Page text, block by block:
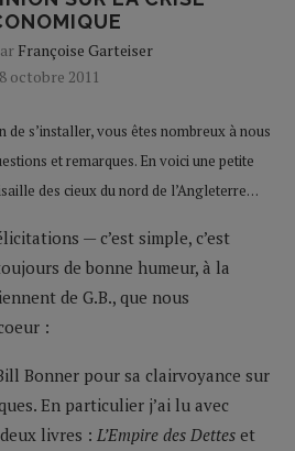
Françoise Garteiser
8 octobre 2011
de s’installer, vous êtes nombreux à nous
et remarques. En voici une petite
des cieux du nord de l’Angleterre…
— c’est simple, c’est
de bonne humeur, à la
de G.B., que nous
:
Bonner pour sa clairvoyance sur
En particulier j’ai lu avec
livres : L’Empire des Dettes et